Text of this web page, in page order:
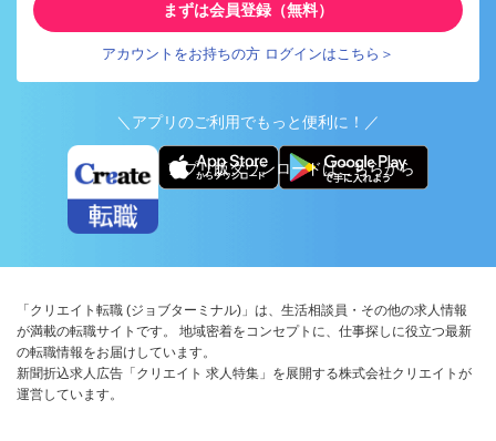
まずは会員登録（無料）
アカウントをお持ちの方 ログインはこちら＞
＼アプリのご利用でもっと便利に！／
アプリ版ダウンロードはこちらから
「クリエイト転職 (ジョブターミナル)」は、生活相談員・その他の求人情報
が満載の転職サイトです。 地域密着をコンセプトに、仕事探しに役立つ最新
の転職情報をお届けしています。
新聞折込求人広告「クリエイト 求人特集」を展開する株式会社クリエイトが
運営しています。